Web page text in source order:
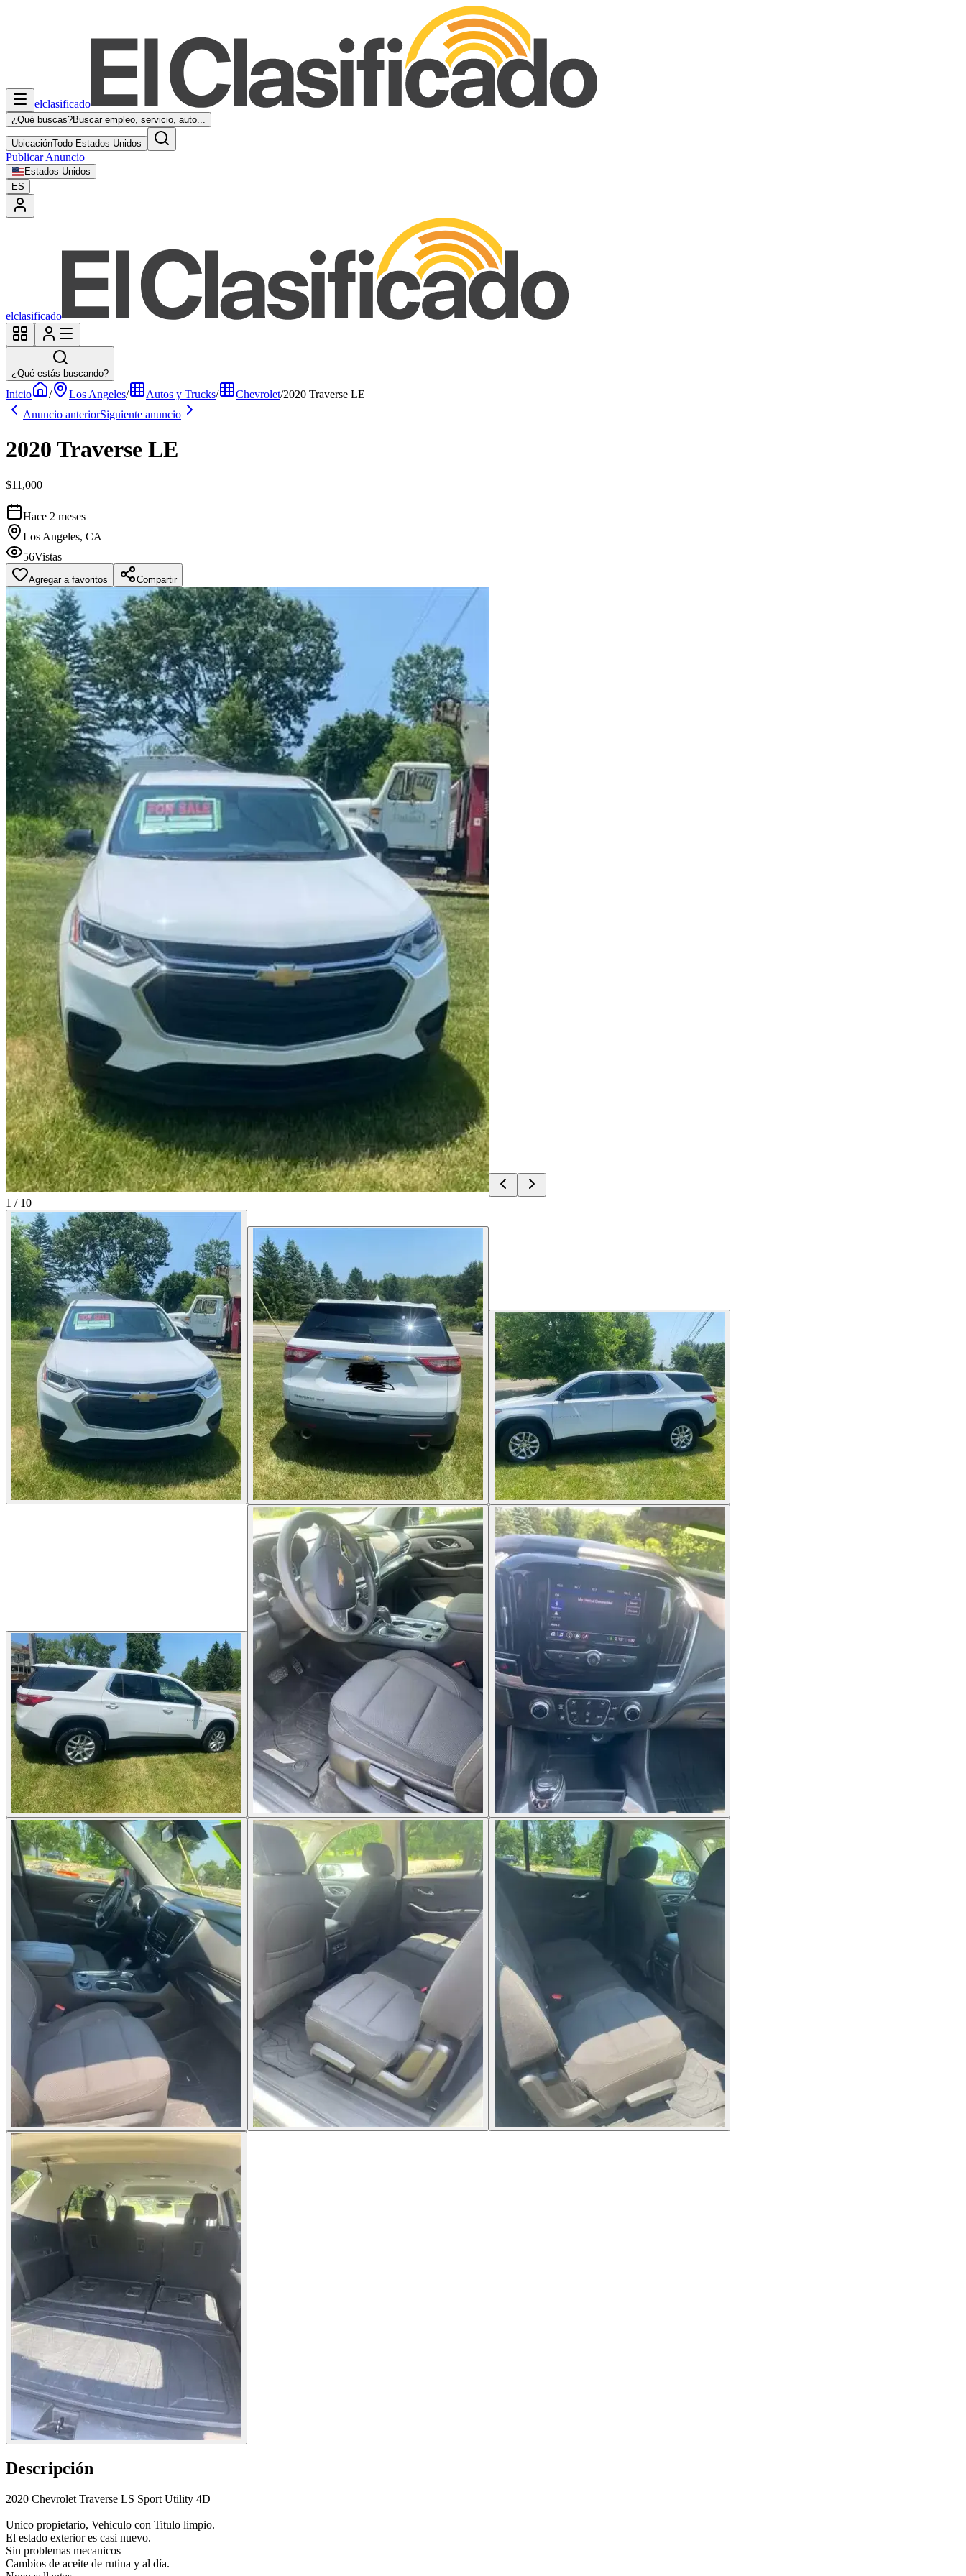
elclasificado
¿Qué buscas?Buscar empleo, servicio, auto...
UbicaciónTodo Estados Unidos
Publicar Anuncio
Estados Unidos
ES
elclasificado
¿Qué estás buscando?
Inicio / Los Angeles/ Autos y Trucks/ Chevrolet/2020 Traverse LE
Anuncio anteriorSiguiente anuncio
2020 Traverse LE
$11,000
Hace 2 meses
Los Angeles, CA
56Vistas
Agregar a favoritos Compartir
1 / 10
Descripción
2020 Chevrolet Traverse LS Sport Utility 4D
Unico propietario, Vehiculo con Titulo limpio.
El estado exterior es casi nuevo.
Sin problemas mecanicos
Cambios de aceite de rutina y al día.